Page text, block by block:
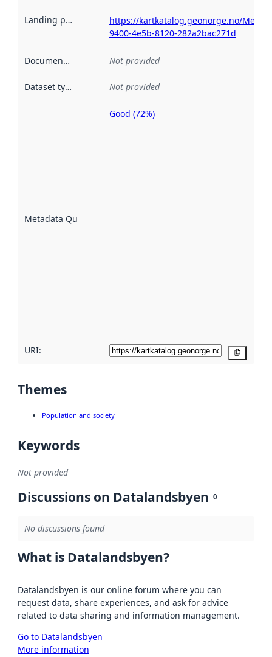
Landing page
https://kartkatalog.geonorge.no/
9400-4e5b-8120-282a2bac271d
Documentation Not provided
Dataset type Not provided
Metadata Quality
Metadata
Good (72%)
URI:
Themes
Population and society
Keywords
Not provided
Discussions on Datalandsbyen 0
No discussions found
What is Datalandsbyen?
Datalandsbyen is our online forum where you can
request data, share experiences, and ask for advice
related to data sharing and information management.
Go to Datalandsbyen
More information